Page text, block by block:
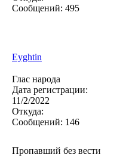
Сообщений: 495
Eyghtin
Глас народа
Дата регистрации:
11/2/2022
Откуда:
Сообщений: 146
Пропавший без вести